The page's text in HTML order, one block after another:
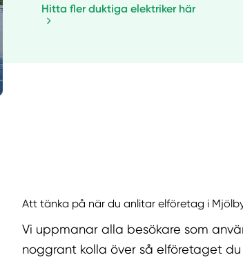
Hitta fler duktiga elektriker här
Att tänka på när du anlitar elföretag i
Vi uppmanar alla besökare som
noggrant kolla över så elföretaget